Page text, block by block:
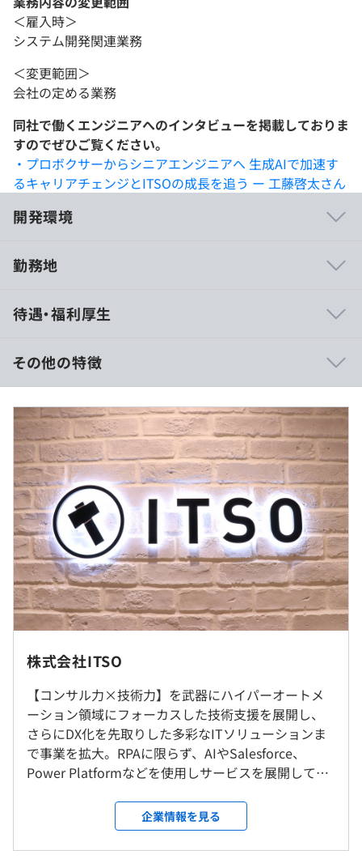
＜雇入時＞
システム開発関連業務
＜変更範囲＞
会社の定める業務
同社で働くエンジニアへのインタビューを掲載しておりま
すのでぜひご覧ください。
・プロボクサーからシニアエンジニアへ 生成AIで加速す
るキャリアチェンジとITSOの成長を追う ー 工藤啓太さん
開発環境
まで一気通貫で支援できるコンサルティング体制
実行型コンサルティングを提供
Power PlatformやRPAなどのLCAP領域に強みを持ち、業
務部門に近い目線で改善提案が可能
戦略だけで終わらず、実装・運用・改善まで伴走できる点
が強み
AI、クラウド、ローコードを活用し、企業のAX/DX推進を
現実的かつスピーディーに支援
エンジニアリング知見を持つコンサルタントが在籍してお
り、机上の提案ではなく実現性の高い改善を提案可能
＜主要取引先＞
・大手メガバンク・大手金融機関・大手通信キャリア
・大手商社
・外資系ホテルグループ
・半導体メーカー
・清涼飲料水グループ
・マーケティング会社
・エネルギー会社
・製薬会社 など
東証プライム・スタンダード上場銘柄のなかでも、代表的
勤務地
・勤務地は「本社」「自宅」「常駐先」のいずれかです。
プロジェクトの都合により変動します。
・全体プロジェクトのうち100％常駐は1割程度です。
就業場所の変更範囲
＜雇入時＞
東京本社、ご自宅、常駐先
＜変更範囲＞
待遇・福利厚生
【前職給与保証】
＊あなたの経験やスキルに対して最大限評価したいと考え
ております。
◆年収：700万円 〜 1100万円
■月給 58万円〜92万円以上
基本給：約53万～85万円
固定残業代：約5万～7万円（10時間分）※超過分は別
途支給
※経験・能力を考慮のうえ、当社規定により決定いたしま
す。
◆実際の給与例
35歳／年収800万円（情シス部門（社内SE）出身／入社1
年目）
29歳／年収1000万円（コンサル出身／入社3年目）
26歳／年収450万円（開発出身／入社4年目）
は年収提示額を保証するものではありません）
その他の特徴
株式会社ITSO
【コンサル力×技術力】を武器にハイパーオートメ
ーション領域にフォーカスした技術支援を展開し、
さらにDX化を先取りした多彩なITソリューションま
で事業を拡大。RPAに限らず、AIやSalesforce、
Power Platformなどを使用しサービスを展開してい
集します。 RPA、AI、Salesforce、多岐にわたるツー
ルを駆使して、クライアントの業務改善を支援して
います。コンサルティングから開発まで、業務選定や
企業情報を見る